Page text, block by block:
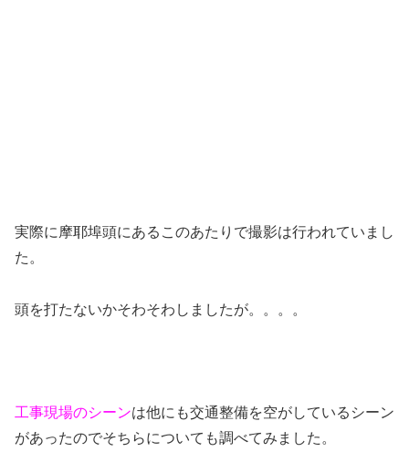
実際に摩耶埠頭にあるこのあたりで撮影は行われていまし
た。
頭を打たないかそわそわしましたが。。。。
工事現場のシーンは他にも交通整備を空がしているシーン
があったのでそちらについても調べてみました。